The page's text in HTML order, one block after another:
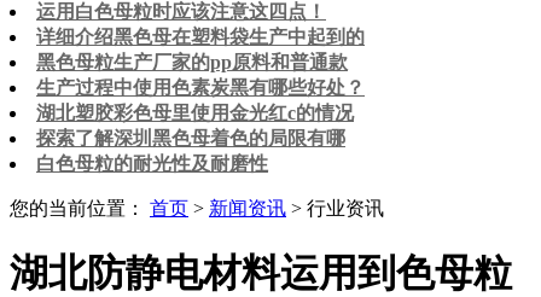
运用白色母粒时应该注意这四点！
详细介绍黑色母在塑料袋生产中起到的
黑色母粒生产厂家的pp原料和普通款
生产过程中使用色素炭黑有哪些好处？
湖北塑胶彩色母里使用金光红c的情况
探索了解深圳黑色母着色的局限有哪
白色母粒的耐光性及耐磨性
您的当前位置： 首页 > 新闻资讯 > 行业资讯
湖北防静电材料运用到色母粒